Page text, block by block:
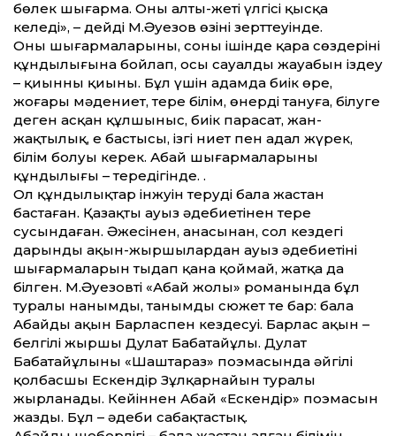
бөлек шығарма. Оның алты-жеті үлгісі қысқа
келеді», – дейді М.Әуезов өзінің зерт­теуінде.
Оның шығармаларының, соның ішінде қара сөздерінің
құндылығына бойлап, осы сауалдың жауабын іздеу
– қиынның қиыны. Бұл үшін адамда биік өре,
жоғары мәдениет, терең білім, өнерді тануға, білуге
деген асқан құлшыныс, биік парасат, жан-
жақтылық, ең бастысы, ізгі ниет пен адал жүрек,
білім болуы керек. Абай шығармаларының
құндылығы – тереңдігінде. .
Ол құндылықтар інжуін теруді бала жастан
бастаған. Қазақтың ауыз әдебиетінен терең
сусындаған. Әжесінен, анасынан, сол кездегі
дарынды ақын-жыршылардан ауыз әдебиетінің
шығармаларын тыңдап қана қоймай, жатқа да
білген. М.Әуезовтің «Абай жолы» романында бұл
туралы нанымды, танымды сюжет те бар: бала
Абайдың ақын Барласпен кездесуі. Барлас ақын –
белгілі жыршы Дулат Бабатайұлы. Дулат
Бабатайұлының «Шаштараз» поэмасында әйгілі
қолбасшы Ескендір Зұлқарнайын туралы
жырланады. Кейін­нен Абай «Ескендір» поэмасын
жазды. Бұл – әдеби сабақтастық.